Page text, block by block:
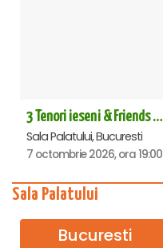
3 Tenori ieseni & Friends - Sala Palatului
Sala Palatului, Bucuresti
7 octombrie 2026, ora 19:00
Sala Palatului
Bucuresti